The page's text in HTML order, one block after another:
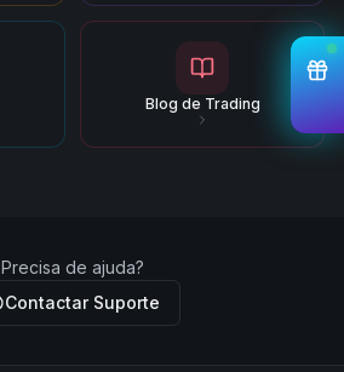
Blog de Trading
Precisa de ajuda?
Contactar Suporte